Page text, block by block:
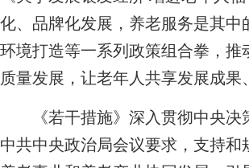
化、品牌化发展，养老服务是其
环境打造等一系列政策组合拳，
质量发展，让老年人共享发展成果
《若干措施》深入贯彻中央决
中共中央政治局会议要求，支持